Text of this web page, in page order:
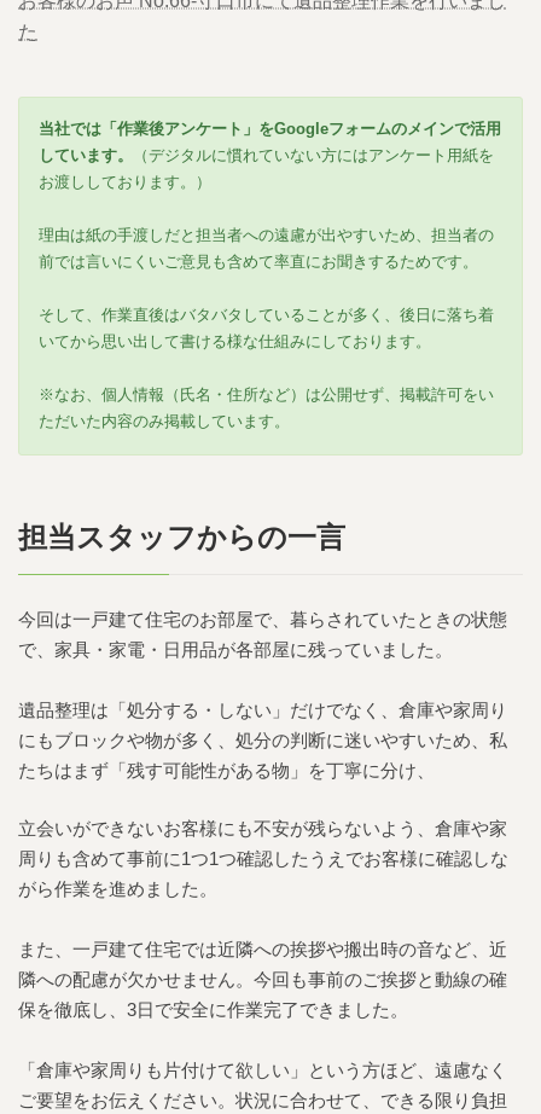
た
当社では「作業後アンケート」をGoogleフォームのメインで活用
しています。
（デジタルに慣れていない方にはアンケート用紙を
お渡ししております。）
理由は紙の手渡しだと担当者への遠慮が出やすいため、担当者の
前では言いにくいご意見も含めて率直にお聞きするためです。
そして、作業直後はバタバタしていることが多く、後日に落ち着
いてから思い出して書ける様な仕組みにしております。
※なお、個人情報（氏名・住所など）は公開せず、掲載許可をい
ただいた内容のみ掲載しています。
担当スタッフからの一言
今回は一戸建て住宅のお部屋で、暮らされていたときの状態
で、家具・家電・日用品が各部屋に残っていました。
遺品整理は「処分する・しない」だけでなく、倉庫や家周り
にもブロックや物が多く、処分の判断に迷いやすいため、私
たちはまず「残す可能性がある物」を丁寧に分け、
立会いができないお客様にも不安が残らないよう、倉庫や家
周りも含めて事前に1つ1つ確認したうえでお客様に確認しな
がら作業を進めました。
また、一戸建て住宅では近隣への挨拶や搬出時の音など、近
隣への配慮が欠かせません。今回も事前のご挨拶と動線の確
保を徹底し、3日で安全に作業完了できました。
「倉庫や家周りも片付けて欲しい」という方ほど、遠慮なく
ご要望をお伝えください。状況に合わせて、できる限り負担